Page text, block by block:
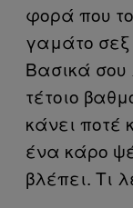
φορά που
γαμάτο
Βασικά
τέτοιο
κάνει ποτέ
ένα κάρο
βλέπει. Τι